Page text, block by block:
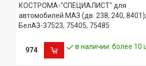
КОСТРОМА-"СПЕЦИАЛИСТ" для
автомобилей МАЗ (дв. 238, 240,
БелАЗ-37523, 75405, 75485
974 в наличии: более 10